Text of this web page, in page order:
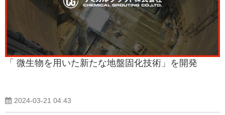
「 微生物を用いた新たな地盤固化技術」を開発
2024-03-21 04:43